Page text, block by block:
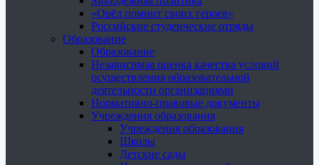
«Орёл помнит своих героев»
Российские студенческие отряды
Образование
Образование
Независимая оценка качества условий
осуществления образовательной
деятельности организациями
Нормативно-правовые документы
Учреждения образования
Учреждения образования
Школы
Детские сады